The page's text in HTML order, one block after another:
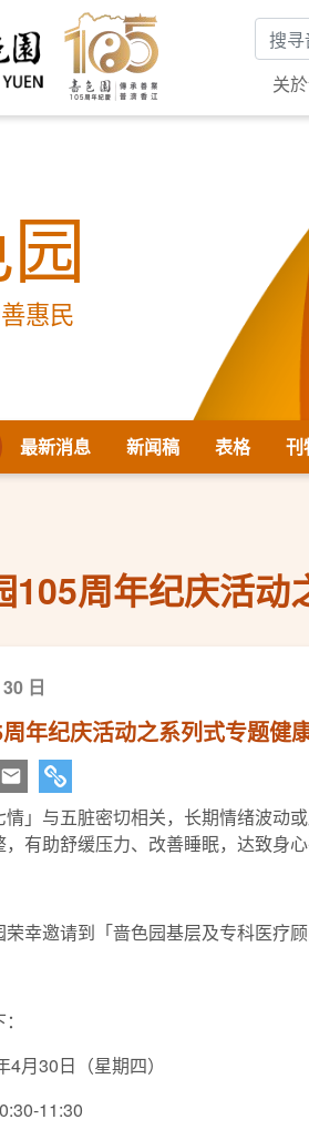
搜寻
关
惠民
最新消息 新闻稿 表格 刊
105周年纪庆活动
日
年纪庆活动之系列式专题健
情」与五脏密切相关，长期情绪波动
有助舒缓压力、改善睡眠，达致身心
幸邀请到「啬色园基层及专科医疗
4月30日（星期四）
11:30